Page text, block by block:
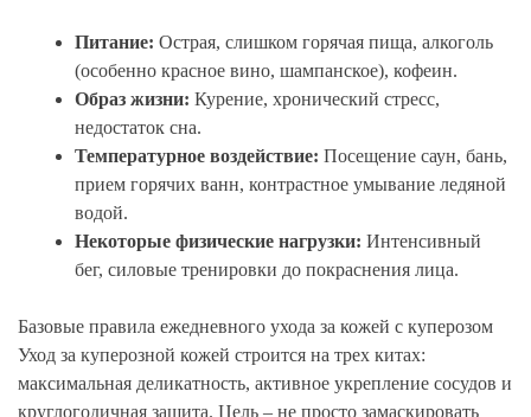
Питание: Острая, слишком горячая пища, алкоголь
(особенно красное вино, шампанское), кофеин.
Образ жизни: Курение, хронический стресс,
недостаток сна.
Температурное воздействие: Посещение саун, бань,
прием горячих ванн, контрастное умывание ледяной
водой.
Некоторые физические нагрузки: Интенсивный
бег, силовые тренировки до покраснения лица.
Базовые правила ежедневного ухода за кожей с куперозом
Уход за куперозной кожей строится на трех китах:
максимальная деликатность, активное укрепление сосудов и
круглогодичная защита. Цель – не просто замаскировать